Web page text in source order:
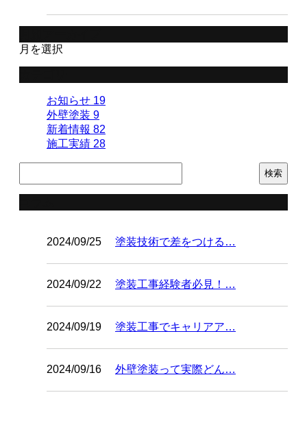
月を選択
お知らせ 19
外壁塗装 9
新着情報 82
施工実績 28
2024/09/25 塗装技術で差をつける…
2024/09/22 塗装工事経験者必見！…
2024/09/19 塗装工事でキャリアア…
2024/09/16 外壁塗装って実際どん…